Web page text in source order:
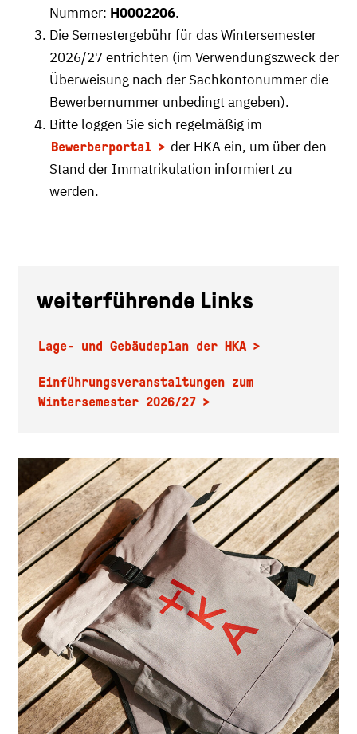
Nummer: H0002206.
Die Semestergebühr für das Wintersemester
2026/27 entrichten (im Verwendungszweck der
Überweisung nach der Sachkontonummer die
Bewerbernummer unbedingt angeben).
Bitte loggen Sie sich regelmäßig im
Bewerberportal
der HKA ein, um über den
Stand der Immatrikulation informiert zu
werden.
weiterführende Links
Lage- und Gebäudeplan der HKA
Einführungsveranstaltungen zum
Wintersemester 2026/27